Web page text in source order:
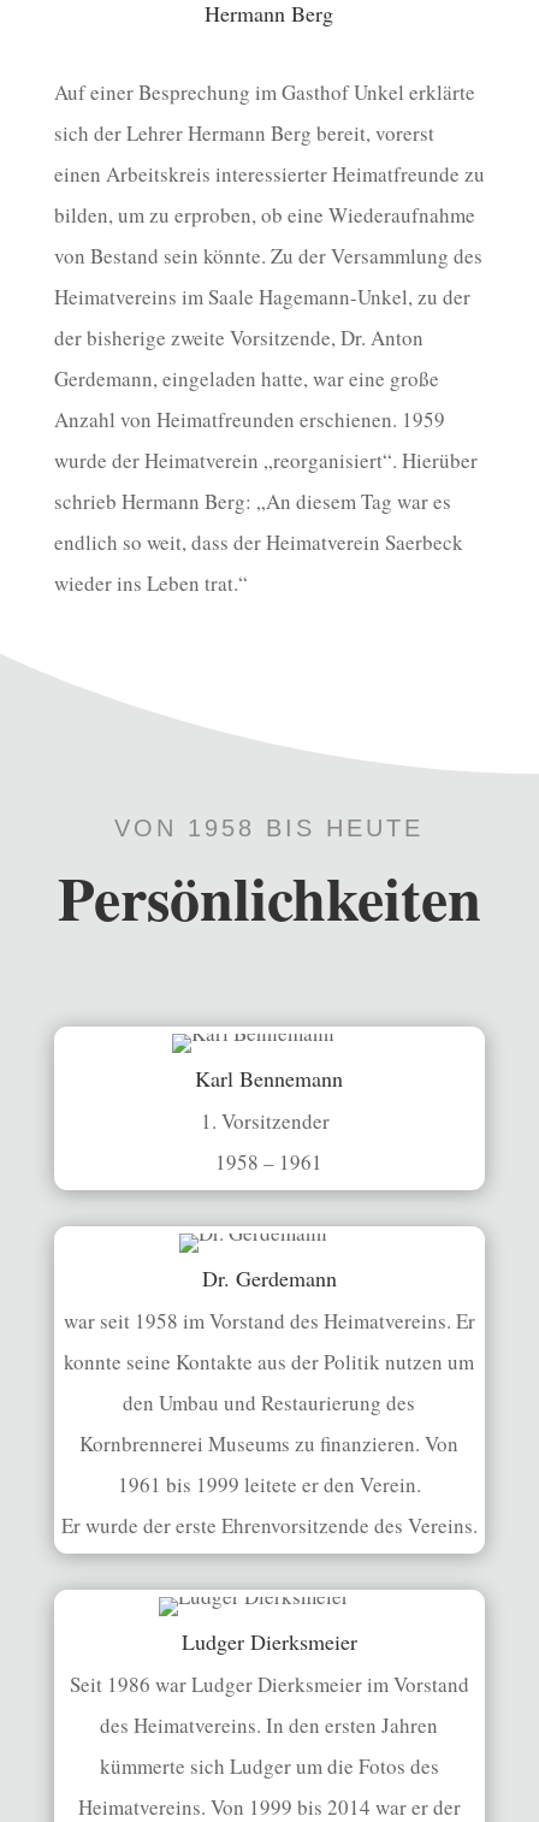
Hermann Berg
Auf einer Besprechung im Gasthof Unkel erklärte
sich der Lehrer Hermann Berg bereit, vorerst
einen Arbeitskreis interessierter Heimatfreunde zu
bilden, um zu erproben, ob eine Wiederaufnahme
von Bestand sein könnte. Zu der Versammlung des
Heimatvereins im Saale Hagemann-Unkel, zu der
der bisherige zweite Vorsitzende, Dr. Anton
Gerdemann, eingeladen hatte, war eine große
Anzahl von Heimatfreunden erschienen. 1959
wurde der Heimatverein „reorganisiert“. Hierüber
schrieb Hermann Berg: „An diesem Tag war es
endlich so weit, dass der Heimatverein Saerbeck
wieder ins Leben trat.“
VON 1958 BIS HEUTE
Persönlichkeiten
Karl Bennemann
1. Vorsitzender
1958 – 1961
Dr. Gerdemann
war seit 1958 im Vorstand des Heimatvereins. Er
konnte seine Kontakte aus der Politik nutzen um
den Umbau und Restaurierung des
Kornbrennerei Museums zu finanzieren. Von
1961 bis 1999 leitete er den Verein.
Er wurde der erste Ehrenvorsitzende des Vereins.
Ludger Dierksmeier
Seit 1986 war Ludger Dierksmeier im Vorstand
des Heimatvereins. In den ersten Jahren
kümmerte sich Ludger um die Fotos des
Heimatvereins. Von 1999 bis 2014 war er der